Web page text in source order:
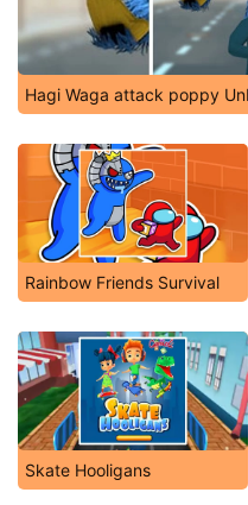
Hagi Waga attack poppy
Rainbow Friends Survival
Skate Hooligans